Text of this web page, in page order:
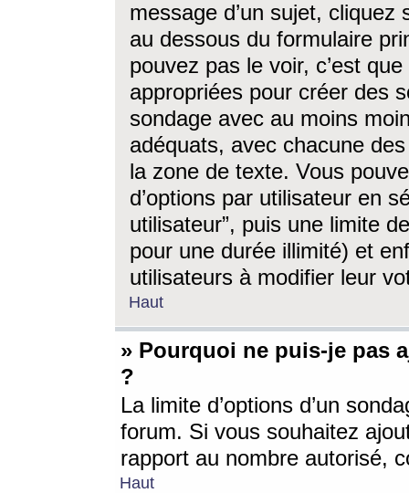
message d’un sujet, cliquez
au dessous du formulaire
pouvez pas le voir, c’est
appropriées pour créer des
sondage avec au moins
adéquats, avec chacune
la zone de texte. Vous
d’options par utilisateur en
utilisateur”, puis une limite
pour une durée illimité) et
utilisateurs à modifier leur
Haut
» Pourquoi ne puis-je pas
?
La limite d’options d’un
forum. Si vous souhaitez
rapport au nombre autorisé,
Haut